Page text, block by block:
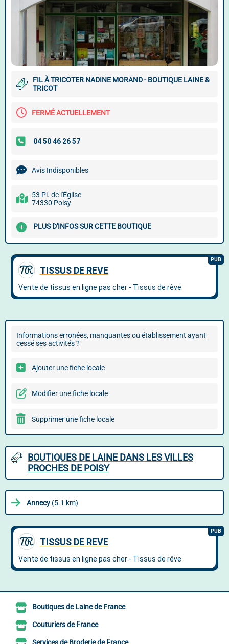
FIL À TRICOTER NADINE MORAND - BOUTIQUE LAINE &
TRICOT
FERMÉ ACTUELLEMENT
Avis Indisponibles
53 Pl. de l'Église
74330 Poisy
PLUS D'INFOS SUR CETTE BOUTIQUE
Informations erronées, manquantes ou établissement ayant
cessé ses activités ?
Ajouter une fiche locale
Modifier une fiche locale
Supprimer une fiche locale
BOUTIQUES DE LAINE DANS LES VILLES
PROCHES DE POISY
Annecy (5.1 km)
Boutiques de Laine de France
Couturiers de France